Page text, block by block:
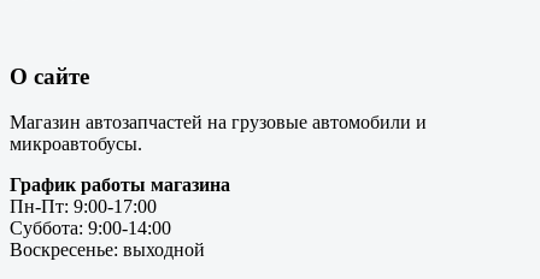
О сайте
Магазин автозапчастей на грузовые автомобили и
микроавтобусы.
График работы магазина
Пн-Пт: 9:00-17:00
Суббота: 9:00-14:00
Воскресенье: выходной